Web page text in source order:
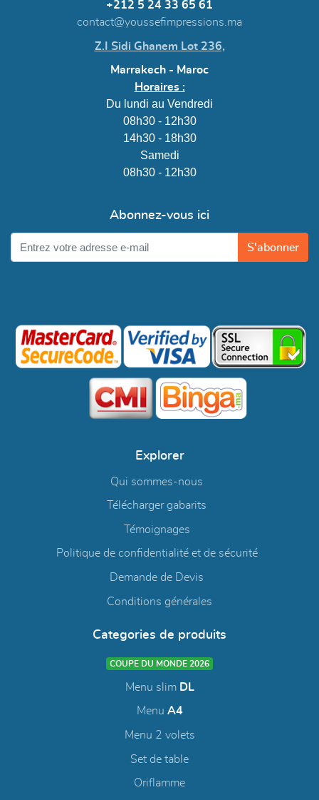
+212 5 24 33 65 61
contact@youssefimpressions.ma
Z.I Sidi Ghanem Lot 236,
Marrakech - Maroc
Horaires :
Du lundi au Vendredi
08h30 - 12h30
14h30 - 18h30
Samedi
08h30 - 12h30
Abonnez-vous ici
S'abonner
Explorer
Qui sommes-nous
Télécharger gabarits
Témoignages
Politique de confidentialité et de sécurité
Demande de Devis
Conditions générales
Categories de produits
COUPE DU MONDE 2026
Menu slim DL
Menu A4
Menu 2 volets
Set de table
Oriflamme